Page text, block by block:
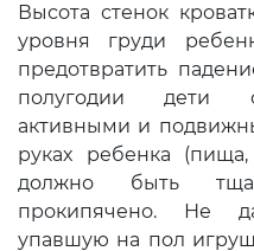
Высота стенок
уровня груди
предотвратить
полугодии дети
активными и
руках ребенка
должно быть
прокипячено. Не
упавшую на пол